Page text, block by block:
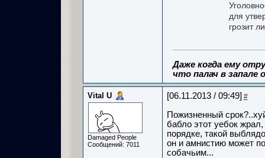
для
грозит
Даже когда ему
что палач в запале
Vital U
Damaged People
Сообщений: 7011
[06.11.2013 / 09:49] #
Пожизненный
бабло этот уебок
порядке, такой
он и амнистию может
собачьим...